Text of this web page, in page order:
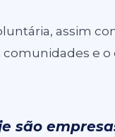
assim
e
são